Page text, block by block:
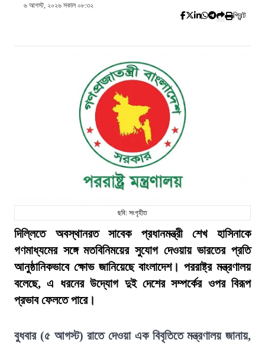
৬ আগস্ট, ২০২৬ সকাল ০৮:৩২
প্রিন্ট
ছবি: সংগৃহীত
দিল্লিতে অবস্থানরত সাবেক প্রধানমন্ত্রী শেখ হাসিনাকে
গণমাধ্যমের সঙ্গে মতবিনিময়ের সুযোগ দেওয়ায় ভারতের প্রতি
আনুষ্ঠানিকভাবে ক্ষোভ জানিয়েছে বাংলাদেশ। পররাষ্ট্র মন্ত্রণালয়
বলেছে, এ ধরনের উদ্যোগ দুই দেশের সম্পর্কের ওপর বিরূপ
প্রভাব ফেলতে পারে।
বুধবার (৫ আগস্ট) রাতে দেওয়া এক বিবৃতিতে মন্ত্রণালয় জানায়,